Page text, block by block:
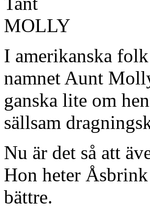
MOLLY
I amerikanska
namnet Aunt
ganska lite om
sällsam
Nu är det så att
Hon heter
bättre.